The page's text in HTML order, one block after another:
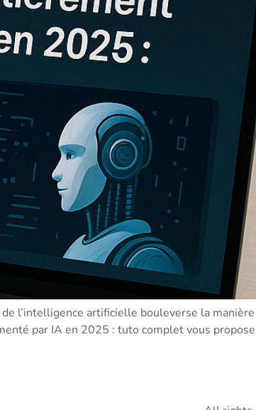
l’intelligence artificielle bouleverse la
par IA en 2025 : tuto complet vous